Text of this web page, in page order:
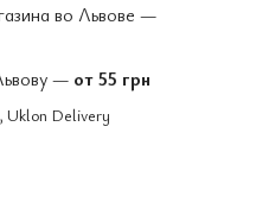
во Львове —
— от 55 грн
Uklon Delivery